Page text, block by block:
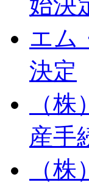
エム
決定
（
産手
（